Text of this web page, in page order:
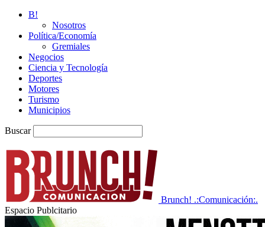
B!
Nosotros
Política/Economía
Gremiales
Negocios
Ciencia y Tecnología
Deportes
Motores
Turismo
Municipios
Buscar
Brunch! .:Comunicación:.
Espacio Publcitario